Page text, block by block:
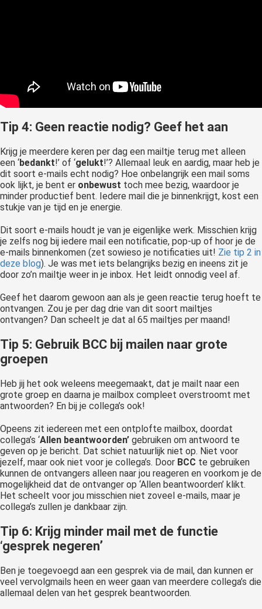
Tip 4: Geen reactie nodig? Geef het aan
Krijg je meerdere keren per dag een mailtje terug met alleen
een ‘bedankt!’ of ‘gelukt!’? Allemaal leuk en aardig, maar heb je
dit soort e-mails echt nodig? Hoe onbelangrijk een mail soms
ook lijkt, je bent er onbewust toch mee bezig, waardoor je
minder productief bent. Iedere mail die je binnenkrijgt, kost een
stukje van je tijd en je energie.
Dit soort e-mails houdt je van je eigenlijke werk. Misschien krijg
je zelfs nog bij iedere mail een notificatie, pop-up of hoor je de
e-mails binnenkomen (zet sowieso je notificaties uit! Zie tip 2 in
deze blog). Je was met iets belangrijks bezig en ineens zit je
door zo’n mailtje weer in je inbox. Het leidt onnodig veel af.
Geef het daarom gewoon aan als je geen reactie terug hoeft te
ontvangen. Zou je per dag drie van dit soort mailtjes
ontvangen? Dan scheelt je dat al 65 mailtjes per maand!
Tip 5: Gebruik BCC bij mailen naar grote
groepen
Heb jij het ook weleens meegemaakt, dat je mailt naar een
grote groep en daarna je mailbox compleet overstroomt met
antwoorden? En bij je collega’s ook!
Opeens zit iedereen met een ontplofte mailbox, doordat
collega’s ‘Allen beantwoorden’ gebruiken om antwoord te
geven op je bericht. Dat schiet natuurlijk niet op. Niet voor
jezelf, maar ook niet voor je collega’s. Door BCC te gebruiken
kunnen de ontvangers alleen naar jou reageren en voorkom je de
mogelijkheid dat de ontvanger op ‘Allen beantwoorden’ klikt.
Het scheelt voor jou misschien niet zoveel e-mails, maar je
collega’s zullen je dankbaar zijn.
Tip 6: Krijg minder mail met de functie
‘gesprek negeren’
Ben je toegevoegd aan een gesprek via de mail, dan kunnen er
veel vervolgmails heen en weer gaan van meerdere collega’s die
allemaal delen van het gesprek beantwoorden.